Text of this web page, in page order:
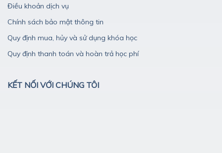
Điều khoản dịch vụ
Chính sách bảo mật thông tin
Quy định mua, hủy và sử dụng khóa học
Quy định thanh toán và hoàn trả học phí
KẾT NỐI VỚI CHÚNG TÔI